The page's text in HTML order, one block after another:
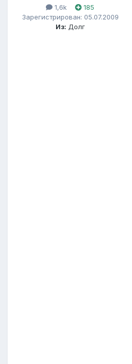
1,6k
185
Зарегистрирован: 05.07.2009
Из: Долг